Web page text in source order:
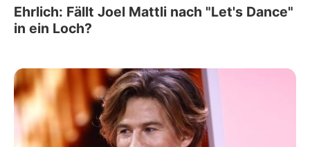
Ehrlich: Fällt Joel Mattli nach "Let's Dance"
in ein Loch?